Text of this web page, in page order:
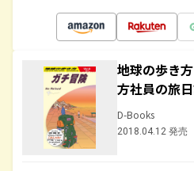
地球の歩き
方社員の旅
D-Books
2018.04.12 発売